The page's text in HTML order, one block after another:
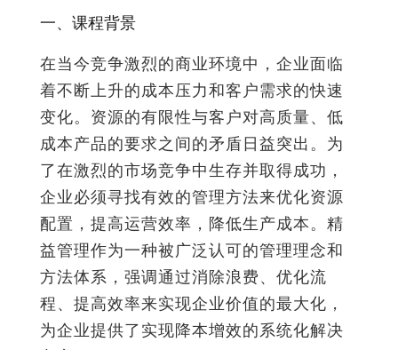
一、课程背景
在当今竞争激烈的商业环境中，企业面临
着不断上升的成本压力和客户需求的快速
变化。资源的有限性与客户对高质量、低
成本产品的要求之间的矛盾日益突出。为
了在激烈的市场竞争中生存并取得成功，
企业必须寻找有效的管理方法来优化资源
配置，提高运营效率，降低生产成本。精
益管理作为一种被广泛认可的管理理念和
方法体系，强调通过消除浪费、优化流
程、提高效率来实现企业价值的最大化，
为企业提供了实现降本增效的系统化解决